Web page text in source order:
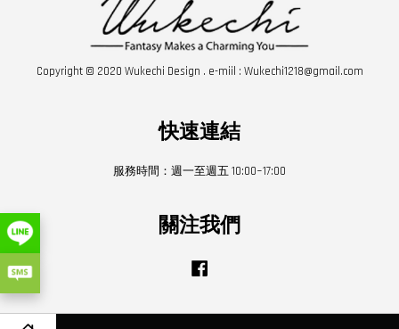
Copyright © 2020 Wukechi Design . e-miil : Wukechi1218@gmail.com
快速連結
服務時間：週一至週五 10:00~17:00
關注我們